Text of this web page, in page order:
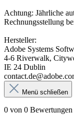
Achtung: Jährliche
Rechnungsstellung
Hersteller:
Adobe Systems
4-6 Riverwalk,
IE 24 Dublin
Menü schließen
0 von 0 Bewertungen